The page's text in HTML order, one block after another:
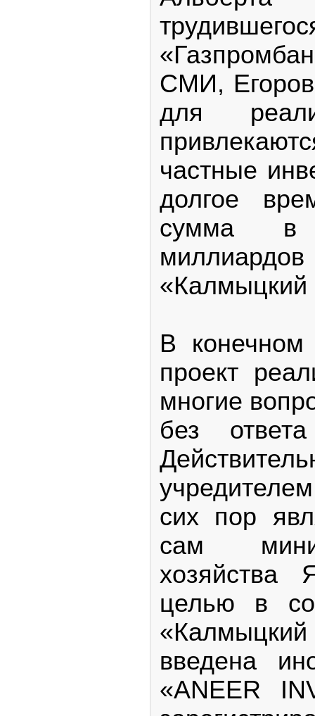
СМИ, Егоров
для
частные
долгое
сумма в
«Калмыцкий
В конечном
проект
многие
без
сих пор
сам
хозяйства
целью в
введена
«ANEER